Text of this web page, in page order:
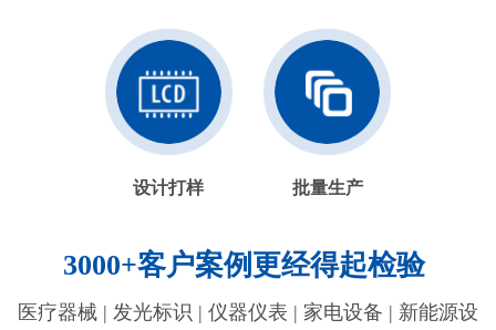
设计打样 批量生产
3000+客户案例更经得起检验
医疗器械 | 发光标识 | 仪器仪表 | 家电设备 | 新能源设